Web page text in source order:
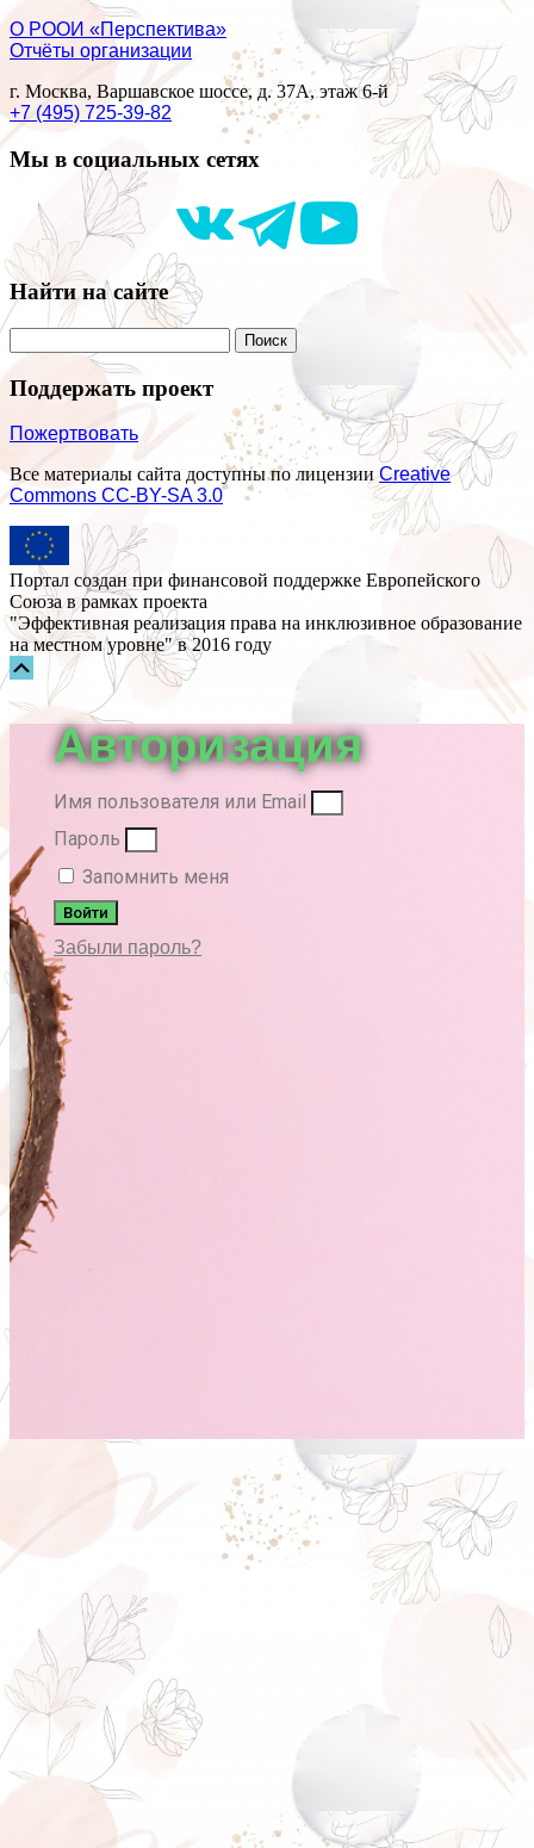
О РООИ «Перспектива»
Отчёты организации
г. Москва, Варшавское шоссе, д. 37А, этаж 6-й
+7 (495) 725-39-82
Мы в социальных сетях
Найти на сайте
Поддержать проект
Пожертвовать
Все материалы сайта доступны по лицензииCreative
Commons СС-BY-SA 3.0
Портал создан при финансовой поддержке Европейского
Союза в рамках проекта
"Эффективная реализация права на инклюзивное образование
на местном уровне" в 2016 году
Прокрутка
вверх
Авторизация
Имя пользователя или Email
Пароль
Запомнить меня
Войти
Забыли пароль?